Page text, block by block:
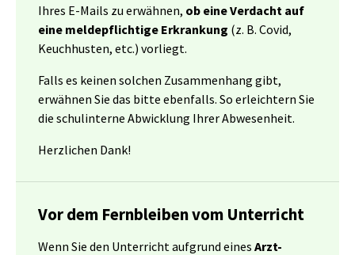
Ihres E-Mails zu erwähnen, ob eine Verdacht auf
eine meldepflichtige Erkrankung (z. B. Covid,
Keuchhusten, etc.) vorliegt.
Falls es keinen solchen Zusammenhang gibt,
erwähnen Sie das bitte ebenfalls. So erleichtern Sie
die schulinterne Abwicklung Ihrer Abwesenheit.
Herzlichen Dank!
Vor dem Fernbleiben vom Unterricht
Wenn Sie den Unterricht aufgrund eines Arzt-